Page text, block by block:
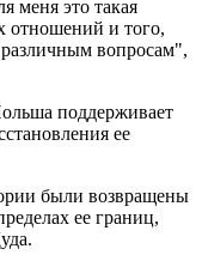
меня это такая
отношений и того,
вопросам",
поддерживает
ее
были возвращены
ее границ,